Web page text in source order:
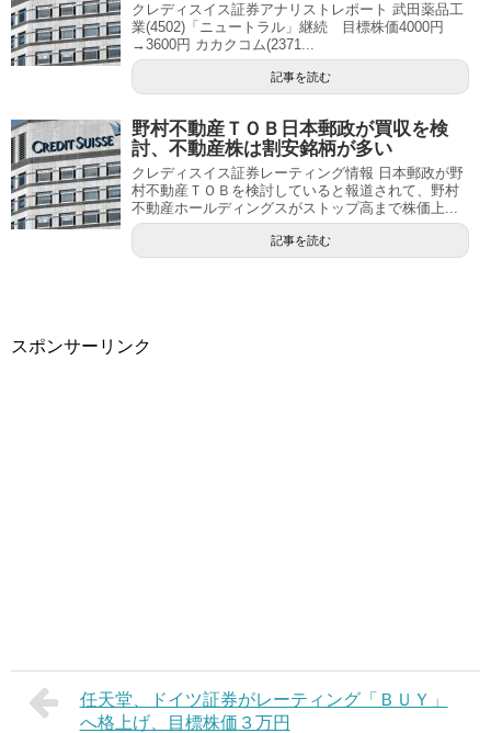
クレディスイス証券アナリストレポート 武田薬品工
業(4502)「ニュートラル」継続 目標株価4000円
→3600円 カカクコム(2371...
記事を読む
野村不動産ＴＯＢ日本郵政が買収を検
討、不動産株は割安銘柄が多い
クレディスイス証券レーティング情報 日本郵政が野
村不動産ＴＯＢを検討していると報道されて、野村
不動産ホールディングスがストップ高まで株価上...
記事を読む
スポンサーリンク
任天堂、ドイツ証券がレーティング「ＢＵＹ」
へ格上げ、目標株価３万円